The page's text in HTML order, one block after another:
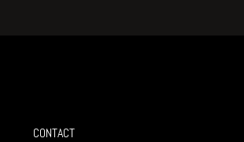
CONTACT